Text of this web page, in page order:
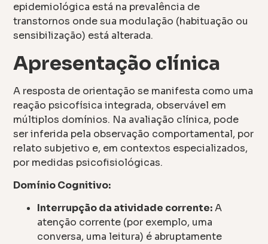
epidemiológica está na prevalência de
transtornos onde sua modulação (habituação ou
sensibilização) está alterada.
Apresentação clínica
A resposta de orientação se manifesta como uma
reação psicofísica integrada, observável em
múltiplos domínios. Na avaliação clínica, pode
ser inferida pela observação comportamental, por
relato subjetivo e, em contextos especializados,
por medidas psicofisiológicas.
Domínio Cognitivo:
Interrupção da atividade corrente:A
atenção corrente (por exemplo, uma
conversa, uma leitura) é abruptamente